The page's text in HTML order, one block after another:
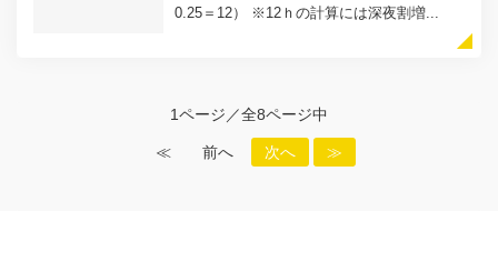
0.25＝12） ※12ｈの計算には深夜割増...
1ページ／全8ページ中
≪ 前へ 次へ ≫